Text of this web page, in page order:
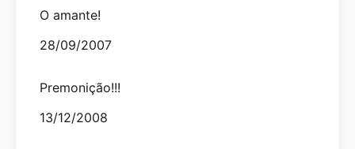
O amante!
Date
28/09/2007
Premonição!!!
Date
13/12/2008